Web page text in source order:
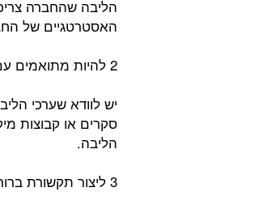
הליבה שהחברה
האסטרטגיים של
2 להיות מתואמים עם ערכי העובדים:
יש לוודא שערכי
סקרים או קבוצות
הליבה.
3 ליצור תקשורת ברורה לגבי ערכי הליבה: